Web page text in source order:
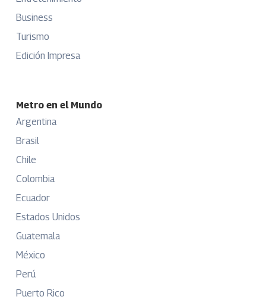
Business
Turismo
Edición Impresa
Metro en el Mundo
Argentina
Brasil
Chile
Colombia
Ecuador
Estados Unidos
Guatemala
México
Perú
Puerto Rico